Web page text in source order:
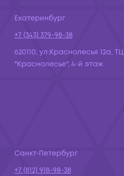
Екатеринбург
+7 (343) 379-98-38
620110, ул.Краснолесья 12а, ТЦ
"Краснолесье", 4-й этаж
Санкт-Петербург
+7 (812) 918-98-38